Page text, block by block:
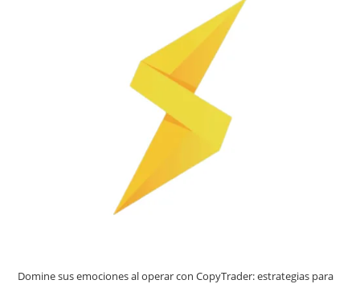
Domine sus emociones al operar con CopyTrader: estrategias para